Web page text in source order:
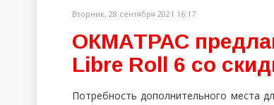
Вторник, 28 сентября 2021 16:17
ОКМАТРАС
Libre Roll 6 со
Потребность дополнительного места